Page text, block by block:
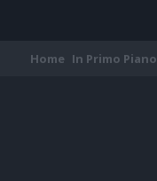
Home In Primo Piano